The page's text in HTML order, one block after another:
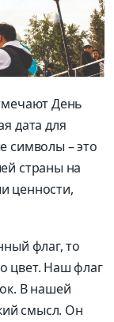
День
дата для
символы – это
страны на
ценности,
флаг, то
цвет. Наш флаг
В нашей
смысл. Он